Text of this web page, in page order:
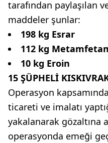
tarafından paylaşılan
maddeler şunlar:
198 kg Esrar
112 kg
10 kg Eroin
15 ŞÜPHELİ
Operasyon
ticareti ve imalatı
yakalanarak gözaltına
operasyonda emeği